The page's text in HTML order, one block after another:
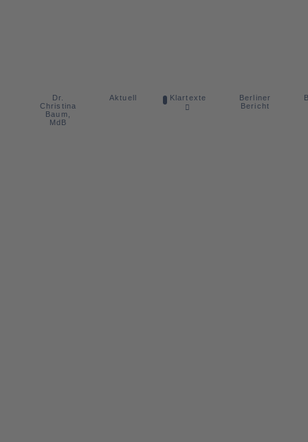
Dr.
Christina
Baum,
MdB
Aktuell Klartexte
Berliner
Bericht